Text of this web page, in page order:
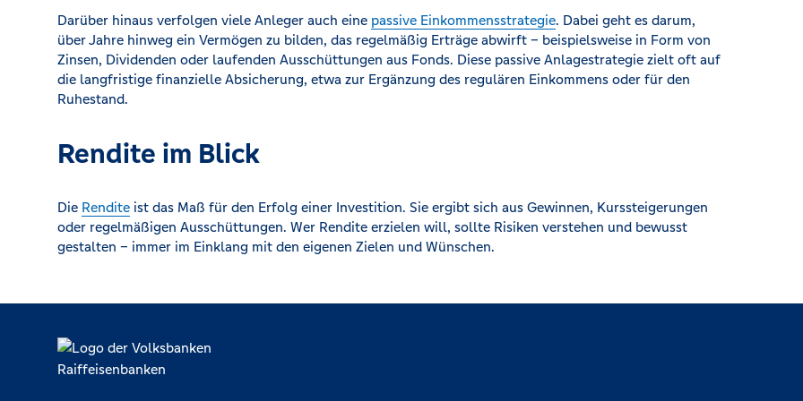
Darüber hinaus verfolgen viele Anleger auch eine passive Einkommensstrategie. Dabei geht es darum,
über Jahre hinweg ein Vermögen zu bilden, das regelmäßig Erträge abwirft – beispielsweise in Form von
Zinsen, Dividenden oder laufenden Ausschüttungen aus Fonds. Diese passive Anlagestrategie zielt oft auf
die langfristige finanzielle Absicherung, etwa zur Ergänzung des regulären Einkommens oder für den
Ruhestand.
Rendite im Blick
Die Rendite ist das Maß für den Erfolg einer Investition. Sie ergibt sich aus Gewinnen, Kurssteigerungen
oder regelmäßigen Ausschüttungen. Wer Rendite erzielen will, sollte Risiken verstehen und bewusst
gestalten – immer im Einklang mit den eigenen Zielen und Wünschen.